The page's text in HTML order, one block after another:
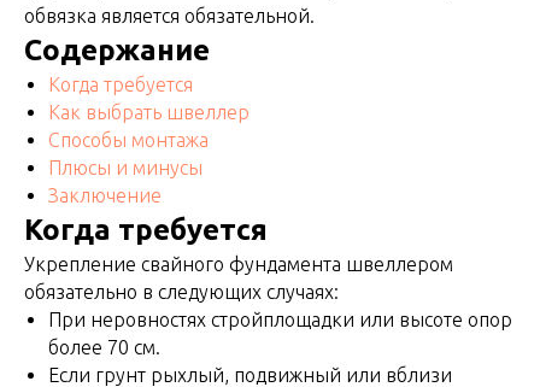
обвязка является обязательной.
Содержание
Когда требуется
Как выбрать швеллер
Способы монтажа
Плюсы и минусы
Заключение
Когда требуется
Укрепление свайного фундамента швеллером
обязательно в следующих случаях:
При неровностях стройплощадки или высоте опор
более 70 см.
Если грунт рыхлый, подвижный или вблизи